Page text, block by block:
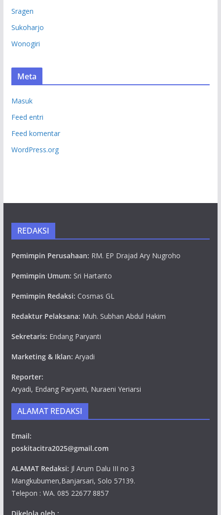
Sragen
Sukoharjo
Wonogiri
Meta
Masuk
Feed entri
Feed komentar
WordPress.org
REDAKSI
Pemimpin Perusahaan: RM. EP Drajad Ary Nugroho
Pemimpin Umum: Sri Hartanto
Pemimpin Redaksi: Cosmas GL
Redaktur Pelaksana: Muh. Subhan Abdul Hakim
Sekretaris: Endang Paryanti
Marketing & Iklan: Aryadi
Reporter:
Aryadi, Endang Paryanti, Nuraeni Yeriarsi
ALAMAT REDAKSI
Email:
poskitacitra2025@gmail.com
ALAMAT Redaksi: Jl Arum Dalu III no 3
Mangkubumen,Banjarsari, Solo 57139.
Telepon : WA. 085 22677 8857
Dikelola oleh :